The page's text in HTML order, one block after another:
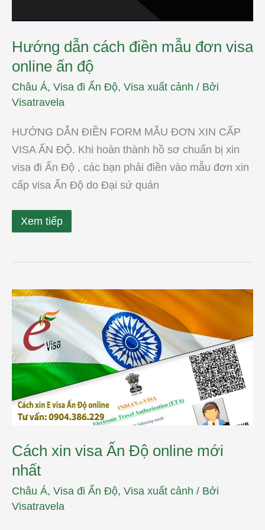
Hướng dẫn cách điền mẫu đơn visa
online ấn độ
Châu Á, Visa đi Ấn Độ, Visa xuất cảnh / Bởi
Visatravela
HƯỚNG DẪN ĐIỀN FORM MẪU ĐƠN XIN CẤP
VISA ẤN ĐỘ. Khi hoàn thành hồ sơ chuẩn bị xin
visa đi Ấn Độ , các bạn phải điền vào mẫu đơn xin
cấp visa Ấn Độ do Đại sứ quán
Xem tiếp
Cách xin visa Ấn Độ online mới
nhất
Châu Á, Visa đi Ấn Độ, Visa xuất cảnh / Bởi
Visatravela
Cách
xin
visa
Ấn
Độ
online
nhất